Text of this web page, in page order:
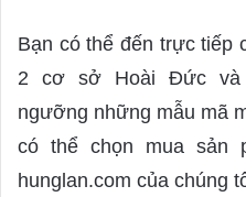
Bạn có thể đến trực tiếp
2 cơ sở Hoài Đức và
ngưỡng những mẫu mã
có thể chọn mua sản
hunglan.com của chúng